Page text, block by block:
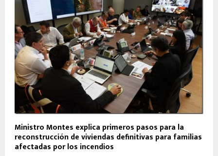
Ministro Montes explica primeros pasos para la
reconstrucción de viviendas definitivas para familias
afectadas por los incendios